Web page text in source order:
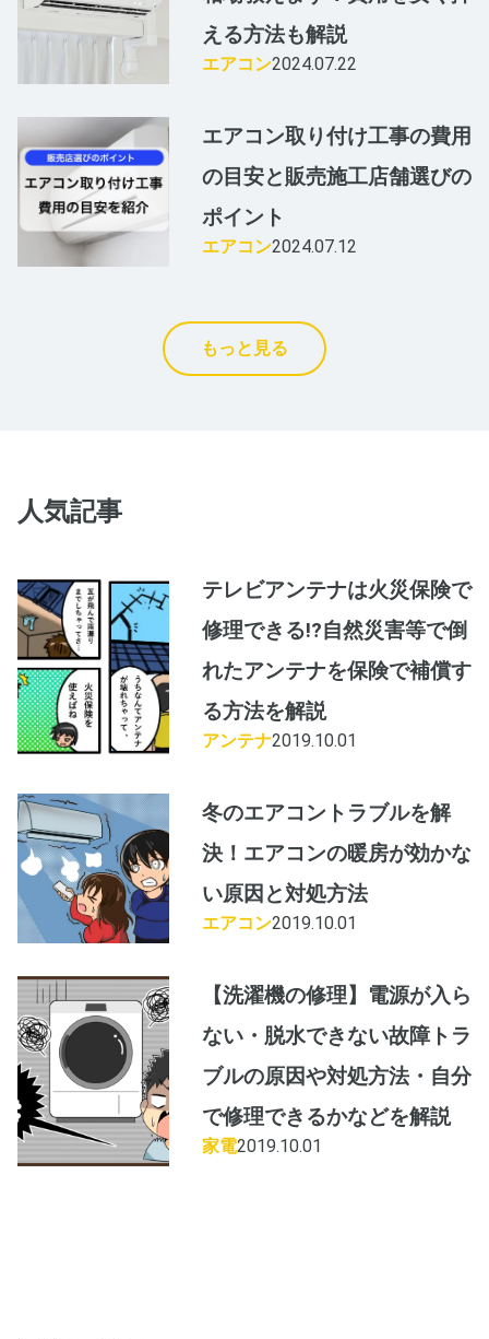
える方法も解説
エアコン2024.07.22
エアコン取り付け工事の費用
の目安と販売施工店舗選びの
ポイント
エアコン2024.07.12
もっと見る
人気記事
テレビアンテナは火災保険で
修理できる!?自然災害等で倒
れたアンテナを保険で補償す
る方法を解説
アンテナ2019.10.01
冬のエアコントラブルを解
決！エアコンの暖房が効かな
い原因と対処方法
エアコン2019.10.01
【洗濯機の修理】電源が入ら
ない・脱水できない故障トラ
ブルの原因や対処方法・自分
で修理できるかなどを解説
家電2019.10.01